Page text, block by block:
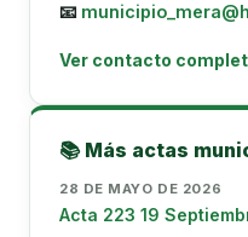
📧
Ver contacto
📚 Más actas
28 DE MAYO DE 2026
Acta 223 19